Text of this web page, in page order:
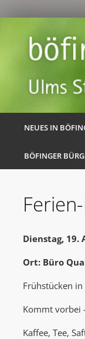
NEUES IN
BÖFINGER
Dienstag, 19.
Ort: Büro
Frühstücken
Kommt vorbei
Kaffee, Tee,